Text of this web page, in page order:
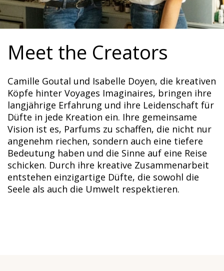
Meet the Creators
Camille Goutal und Isabelle Doyen, die kreativen
Köpfe hinter Voyages Imaginaires, bringen ihre
langjährige Erfahrung und ihre Leidenschaft für
Düfte in jede Kreation ein. Ihre gemeinsame
Vision ist es, Parfums zu schaffen, die nicht nur
angenehm riechen, sondern auch eine tiefere
Bedeutung haben und die Sinne auf eine Reise
schicken. Durch ihre kreative Zusammenarbeit
entstehen einzigartige Düfte, die sowohl die
Seele als auch die Umwelt respektieren.